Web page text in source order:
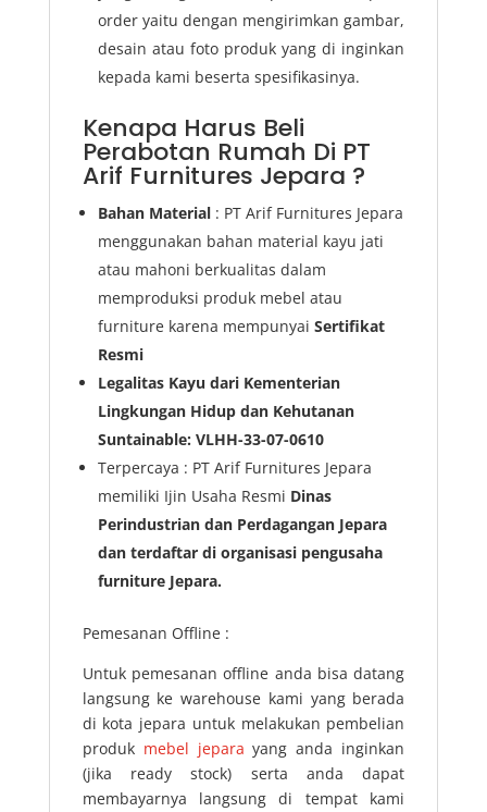
order yaitu dengan mengirimkan gambar,
desain atau foto produk yang di inginkan
kepada kami beserta spesifikasinya.
Kenapa Harus Beli
Perabotan Rumah Di PT
Arif Furnitures Jepara ?
Bahan Material: PT Arif Furnitures Jepara
menggunakan bahan material kayu jati
atau mahoni berkualitas dalam
memproduksi produk mebel atau
furniture karena mempunyai Sertifikat
Resmi
Legalitas Kayu dari Kementerian
Lingkungan Hidup dan Kehutanan
Suntainable: VLHH-33-07-0610
Terpercaya : PT Arif Furnitures Jepara
memiliki Ijin Usaha Resmi Dinas
Perindustrian dan Perdagangan Jepara
dan terdaftar di organisasi pengusaha
furniture Jepara.
Pemesanan Offline :
Untuk pemesanan offline anda bisa datang
langsung ke warehouse kami yang berada
di kota jepara untuk melakukan pembelian
produk mebel jepara yang anda inginkan
(jika ready stock) serta anda dapat
membayarnya langsung di tempat kami